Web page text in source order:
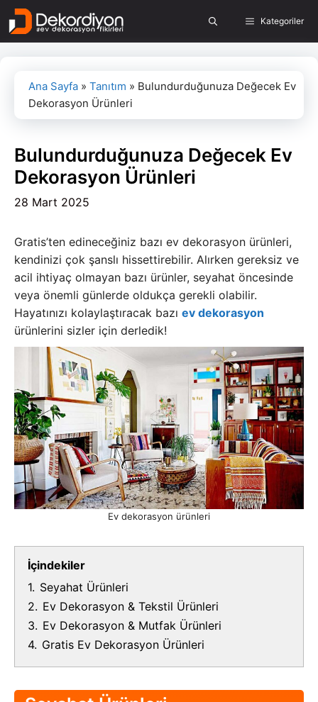
İçeriğe
atla
Kategoriler
Ana Sayfa » Tanıtım » Bulundurduğunuza Değecek Ev
Dekorasyon Ürünleri
Bulundurduğunuza Değecek Ev
Dekorasyon Ürünleri
28 Mart 2025
Gratis’ten edineceğiniz bazı ev dekorasyon ürünleri,
kendinizi çok şanslı hissettirebilir. Alırken gereksiz ve
acil ihtiyaç olmayan bazı ürünler, seyahat öncesinde
veya önemli günlerde oldukça gerekli olabilir.
Hayatınızı kolaylaştıracak bazı ev dekorasyon
ürünlerini sizler için derledik!
Ev dekorasyon ürünleri
İçindekiler
1. Seyahat Ürünleri
2. Ev Dekorasyon & Tekstil Ürünleri
3. Ev Dekorasyon & Mutfak Ürünleri
4. Gratis Ev Dekorasyon Ürünleri